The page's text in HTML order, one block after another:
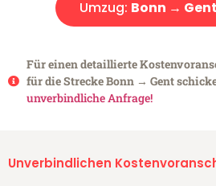
Umzug: Bonn → Gent
Für einen detaillierte
für die Strecke Bonn → Gent
unverbindliche Anfrage!
Unverbindlichen